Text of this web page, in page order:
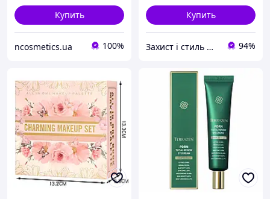
Купить
ncosmetics.ua 100%
Купить
Захист і стиль — в одному магазині 94%